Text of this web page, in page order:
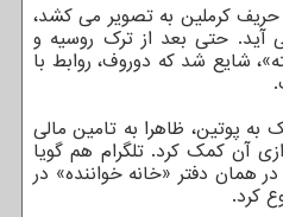
حریف کرملین به تصویر می کشد،
آید. حتی بعد از ترک روسیه و
شایع شد که دوروف، روابط با
به پوتین، ظاهرا به تامین مالی
آن کمک کرد. تلگرام هم گویا
در همان دفتر «خانه خواننده» در
کرد.